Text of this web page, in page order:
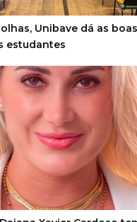
Unibave dá as
estudantes